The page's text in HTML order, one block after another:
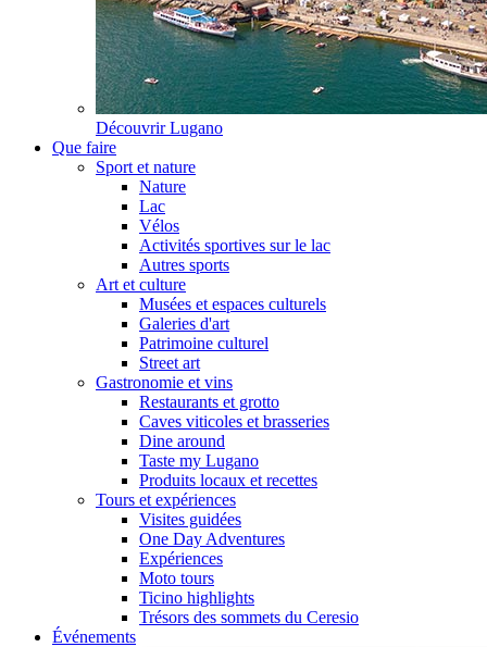
Découvrir Lugano
Que faire
Sport et nature
Nature
Lac
Vélos
Activités sportives sur le lac
Autres sports
Art et culture
Musées et espaces culturels
Galeries d'art
Patrimoine culturel
Street art
Gastronomie et vins
Restaurants et grotto
Caves viticoles et brasseries
Dine around
Taste my Lugano
Produits locaux et recettes
Tours et expériences
Visites guidées
One Day Adventures
Expériences
Moto tours
Ticino highlights
Trésors des sommets du Ceresio
Événements